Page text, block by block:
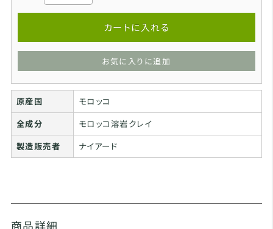
カートに入れる
お気に入りに追加
原産国
モロッコ
全成分
モロッコ溶岩クレイ
製造販売者
ナイアード
商品詳細